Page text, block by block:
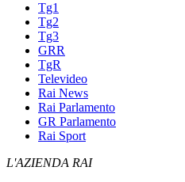
Tg1
Tg2
Tg3
GRR
TgR
Televideo
Rai News
Rai Parlamento
GR Parlamento
Rai Sport
L'AZIENDA RAI